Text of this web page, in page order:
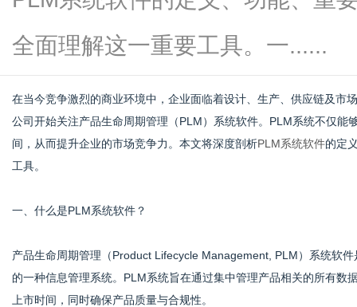
全面理解这一重要工具。一......
在当今竞争激烈的商业环境中，企业面临着设计、生产、供应链及市
公司开始关注产品生命周期管理（PLM）系统软件。PLM系统不仅
间，从而提升企业的市场竞争力。本文将深度剖析PLM系统软件的定
工具。
一、什么是PLM系统软件？
产品生命周期管理（Product Lifecycle Management, PLM）系统软
的一种信息管理系统。PLM系统旨在通过集中管理产品相关的所有
上市时间，同时确保产品质量与合规性。